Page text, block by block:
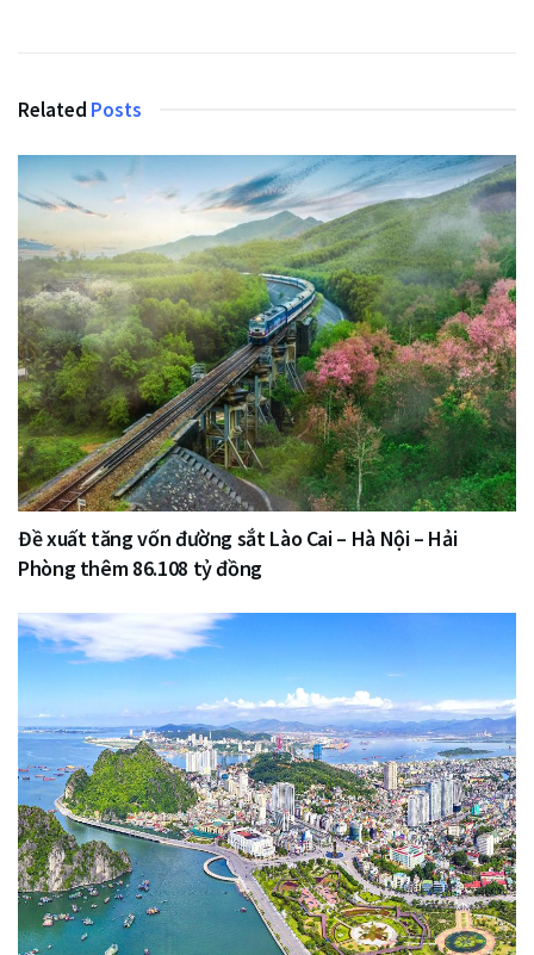
Related Posts
Đề xuất tăng vốn đường sắt Lào Cai – Hà Nội – Hải
Phòng thêm 86.108 tỷ đồng